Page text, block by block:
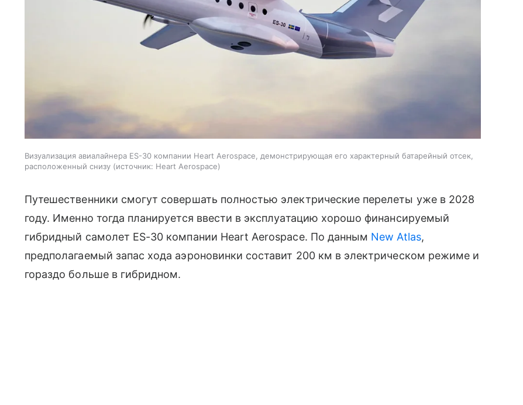
Визуализация авиалайнера ES-30 компании Heart Aerospace, демонстрирующая его характерный батарейный отсек,
расположенный снизу
источник: Heart Aerospace
Путешественники смогут совершать полностью электрические перелеты уже в 2028
году. Именно тогда планируется ввести в эксплуатацию хорошо финансируемый
гибридный самолет ES-30 компании Heart Aerospace. По данным New Atlas,
предполагаемый запас хода аэроновинки составит 200 км в электрическом режиме и
гораздо больше в гибридном.